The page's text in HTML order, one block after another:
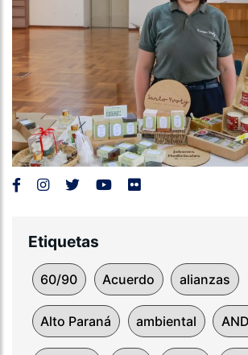
Etiquetas
60/90 Acuerdo alianzas
Alto Paraná ambiental